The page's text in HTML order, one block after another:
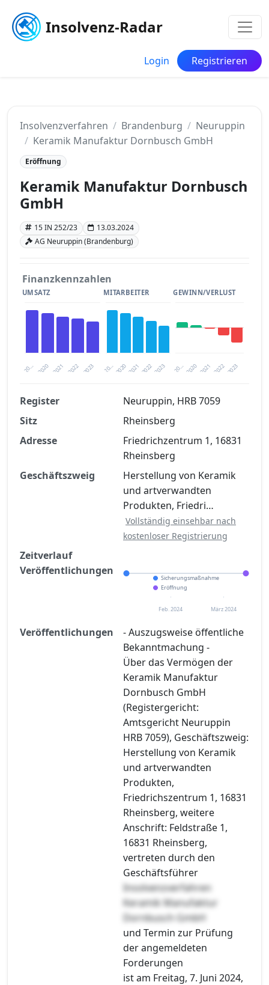
Insolvenz-Radar
Login Registrieren
Insolvenzverfahren Brandenburg
Neuruppin
Keramik Manufaktur Dornbusch GmbH
Eröffnung
Keramik Manufaktur Dornbusch
GmbH
15 IN 252/23
13.03.2024
AG Neuruppin (Brandenburg)
Finanzkennzahlen
UMSATZ
20… 2021 2023
2020 2022
MITARBEITER
20… 2021 2023
2020 2022
GEWINN/VERLUST
20… 2021 2023
2020 2022
Finanzkennzahlen nach kostenloser
Registrierung verfügbar
Jetzt kostenlos registrieren
Register
Neuruppin, HRB 7059
Sitz
Rheinsberg
Adresse
Friedrichzentrum 1, 16831
Rheinsberg
Geschäftszweig
Herstellung von Keramik
und artverwandten
Produkten, Friedri…
Vollständig einsehbar nach
kostenloser Registrierung
Zeitverlauf
Veröffentlichungen
Sicherungsmaßnahme
Eröffnung
Feb. 2024 März 2024
Veröffentlichungen
- Auszugsweise öffentliche
Bekanntmachung -
Über das Vermögen der
Keramik Manufaktur
Dornbusch GmbH
(Registergericht:
Amtsgericht Neuruppin
HRB 7059), Geschäftszweig:
Herstellung von Keramik
und artverwandten
Produkten,
Friedrichszentrum 1, 16831
Rheinsberg, weitere
Anschrift: Feldstraße 1,
16831 Rheinsberg,
vertreten durch den
Geschäftsführer
Insolvenzverfahren
Keramik Manufaktur
Dornbusch GmbH
und Termin zur Prüfung
der angemeldeten
Forderungen
ist am Freitag, 7. Juni 2024,